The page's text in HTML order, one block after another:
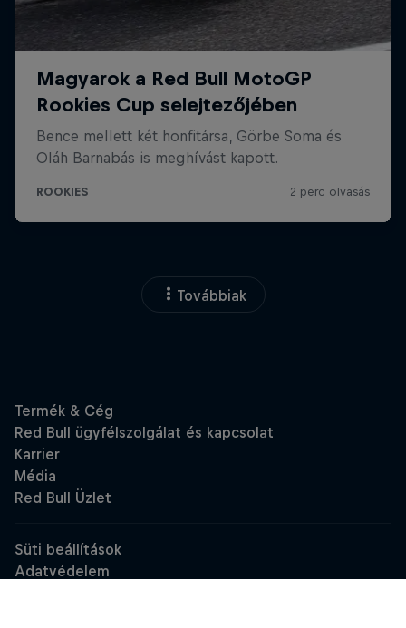
Továbbiak